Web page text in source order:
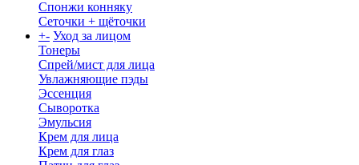
Спонжи конняку
Сеточки + щёточки
+- Уход за лицом
Тонеры
Спрей/мист для лица
Увлажняющие пэды
Эссенция
Сыворотка
Эмульсия
Крем для лица
Крем для глаз